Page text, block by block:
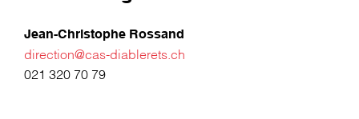
Jean-Christophe Rossand
direction@cas-diablerets.ch
021 320 70 79